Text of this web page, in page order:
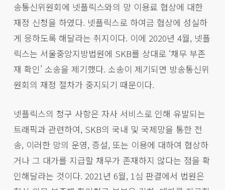
송통신위원회에 넷플릭스와의 망 이용료 협상에 대한
재정 신청을 하였다. 넷플릭스로 하여금 협상에 성실하
게 응하도록 해달라는 취지이다. 이에 2020년 4월, 넷플
릭스는 서울중앙지방법원에 SKB를 상대로 ‘채무 부존
재 확인’ 소송을 제기했다. 소송이 제기되면 방송통신위
원회의 재정 절차가 중지되기 때문이다.
넷플릭스의 청구 사항은 자사 서비스로 인해 유발되는
트래픽과 관련하여, SKB의 국내 및 국제망을 통한 전
송, 이러한 망의 운영, 증설, 또는 이용에 대하여 협상하
거나 그 대가를 지급할 채무가 존재하지 않다는 점을 확
인해달라는 것이다. 2021년 6월, 1심 판결에서 법원은